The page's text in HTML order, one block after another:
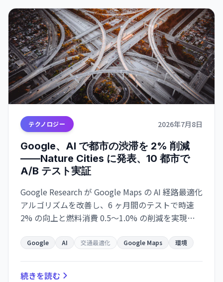
テクノロジー 2026年7月8日
Google、AI で都市の渋滞を 2% 削減
——Nature Cities に発表、10 都市で
A/B テスト実証
Google Research が Google Maps の AI 経路最適化
アルゴリズムを改善し、6 ヶ月間のテストで時速
2% の向上と燃料消費 0.5〜1.0% の削減を実現。
ンの CO2e 削減の可能性を示唆。
Google AI 交通最適化 Google Maps 環境
続きを読む